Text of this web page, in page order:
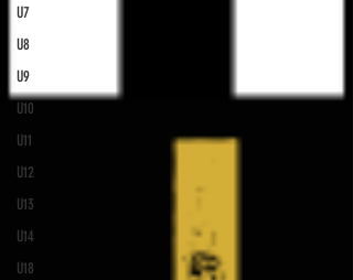
U7
U8
U9
U10
U11
U12
U13
U14
U18